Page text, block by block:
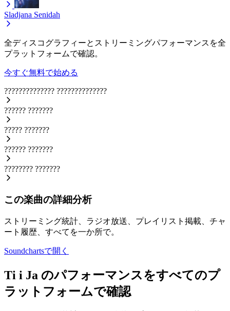
Sladjana Senidah
全ディスコグラフィーとストリーミングパフォーマンスを全
プラットフォームで確認。
今すぐ無料で始める
?????????????? ??????????????
?????? ???????
????? ???????
?????? ???????
???????? ???????
この楽曲の詳細分析
ストリーミング統計、ラジオ放送、プレイリスト掲載、チャ
ート履歴、すべてを一か所で。
Soundchartsで開く
Ti i Ja のパフォーマンスをすべてのプ
ラットフォームで確認